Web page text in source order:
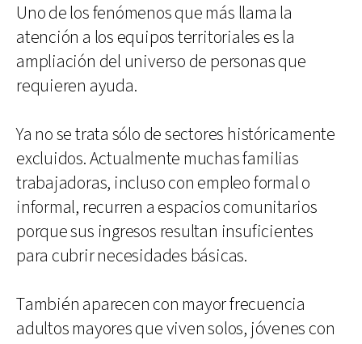
Uno de los fenómenos que más llama la
atención a los equipos territoriales es la
ampliación del universo de personas que
requieren ayuda.
Ya no se trata sólo de sectores históricamente
excluidos. Actualmente muchas familias
trabajadoras, incluso con empleo formal o
informal, recurren a espacios comunitarios
porque sus ingresos resultan insuficientes
para cubrir necesidades básicas.
También aparecen con mayor frecuencia
adultos mayores que viven solos, jóvenes con